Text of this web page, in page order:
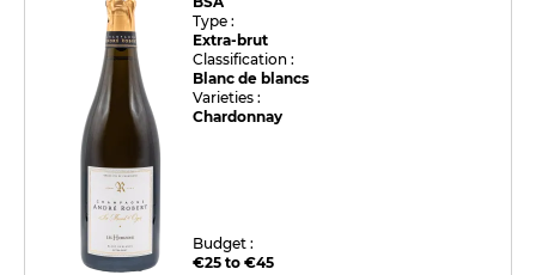
Type :
Extra-brut
Classification :
Blanc de blancs
Varieties :
Chardonnay
Budget :
€25 to €45